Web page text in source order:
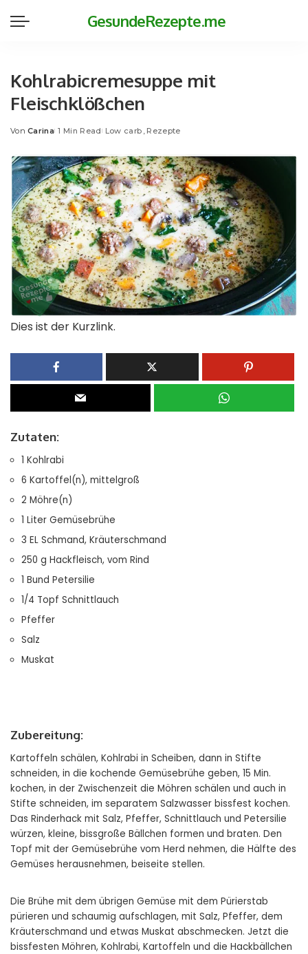
GesundeRezepte.me
Kohlrabicremesuppe mit
Fleischklößchen
Posted
Von Carina 1 Min Read Low carb Rezepte
Dies ist der Kurzlink.
Zutaten:
1 Kohlrabi
6 Kartoffel(n), mittelgroß
2 Möhre(n)
1 Liter Gemüsebrühe
3 EL Schmand, Kräuterschmand
250 g Hackfleisch, vom Rind
1 Bund Petersilie
1/4 Topf Schnittlauch
Pfeffer
Salz
Muskat
Zubereitung:
Kartoffeln schälen, Kohlrabi in Scheiben, dann in Stifte
schneiden, in die kochende Gemüsebrühe geben, 15 Min.
kochen, in der Zwischenzeit die Möhren schälen und auch in
Stifte schneiden, im separatem Salzwasser bissfest kochen.
Das Rinderhack mit Salz, Pfeffer, Schnittlauch und Petersilie
würzen, kleine, bissgroße Bällchen formen und braten. Den
Topf mit der Gemüsebrühe vom Herd nehmen, die Hälfte des
Gemüses herausnehmen, beiseite stellen.
Die Brühe mit dem übrigen Gemüse mit dem Pürierstab
pürieren und schaumig aufschlagen, mit Salz, Pfeffer, dem
Kräuterschmand und etwas Muskat abschmecken. Jetzt die
bissfesten Möhren, Kohlrabi, Kartoffeln und die Hackbällchen